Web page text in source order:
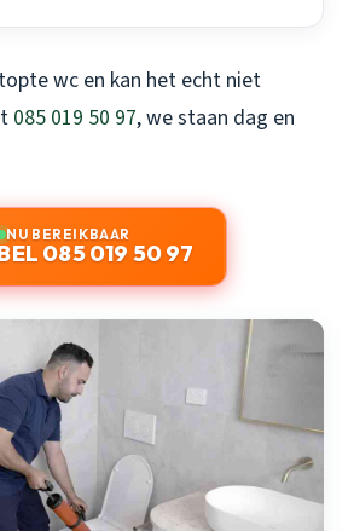
wc en kan het echt niet
085 019 50 97, we staan dag en
NU BEREIKBAAR
085 019 50 97